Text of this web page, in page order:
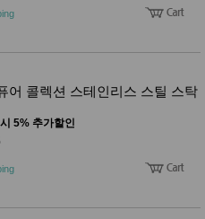
어 콜렉션 스테인리스 스틸 스탁
5% 추가할인